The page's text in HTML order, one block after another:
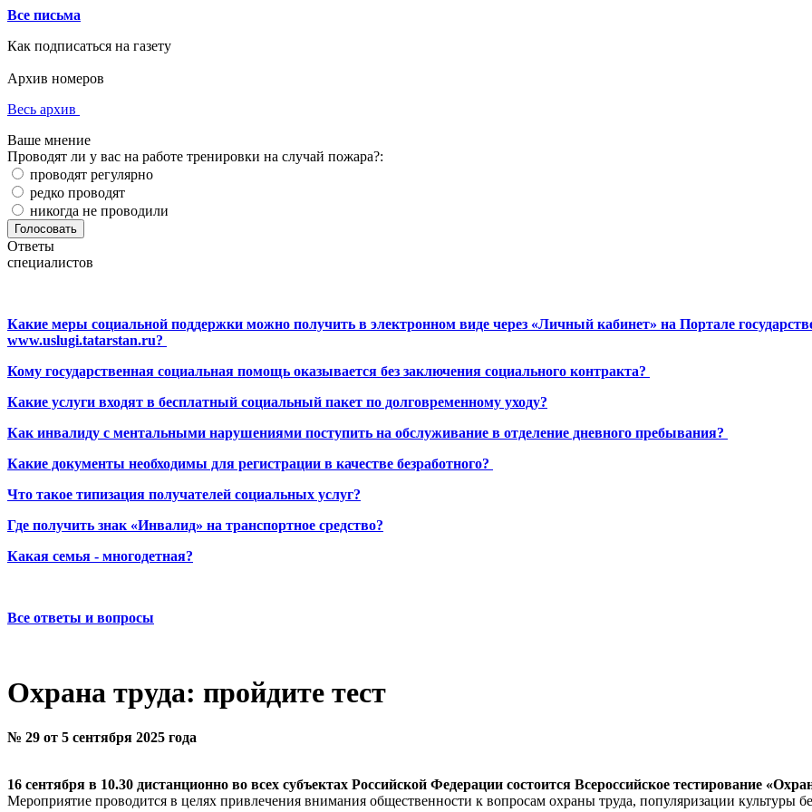
Все письма
Как подписаться на газету
Архив номеров
Весь архив
Ваше мнение
Проводят ли у вас на работе тренировки на случай пожара?:
проводят регулярно
редко проводят
никогда не проводили
Ответы
специалистов
Какие меры социальной поддержки можно получить в электронном виде через «Личный кабинет» на Портале
www.uslugi.tatarstan.ru?
Кому государственная социальная помощь оказывается без заключения социального контракта?
Какие услуги входят в бесплатный социальный пакет по долговременному уходу?
Как инвалиду с ментальными нарушениями поступить на обслуживание в отделение дневного пребывания?
Какие документы необходимы для регистрации в качестве безработного?
Что такое типизация получателей социальных услуг?
Где получить знак «Инвалид» на транспортное средство?
Какая семья - многодетная?
Все ответы и вопросы
Охрана труда: пройдите тест
№ 29 от 5 сентября 2025 года
16 сентября в 10.30 дистанционно во всех субъектах Российской Федерации состоится Всероссийское тестирование
Мероприятие проводится в целях привлечения внимания общественности к вопросам охраны труда, популяризации культуры